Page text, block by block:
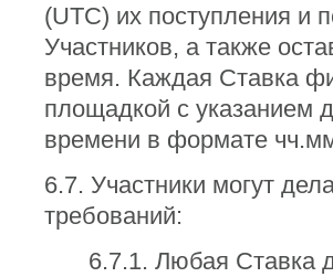
(UTC) их поступления и
Участников, а также
время. Каждая Ставка
площадкой с указанием
времени в формате
6.7. Участники могут
требований:
6.7.1. Любая Ставка